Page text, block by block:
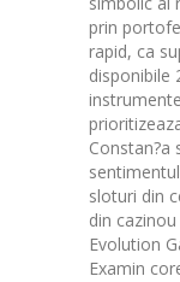
prin
rapid, ca
disponibile
Constan?a
sloturi din
din
Evolution
Examin